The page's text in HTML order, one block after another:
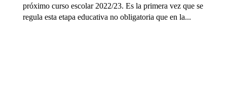
próximo curso escolar 2022/23. Es la primera vez que se
regula esta etapa educativa no obligatoria que en la...